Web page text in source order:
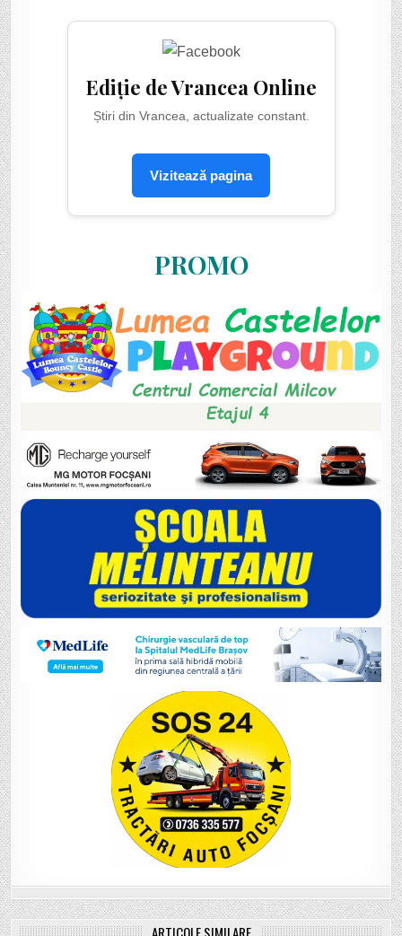
Ediție de Vrancea Online
Știri din Vrancea, actualizate constant.
Vizitează pagina
PROMO
ARTICOLE SIMILARE